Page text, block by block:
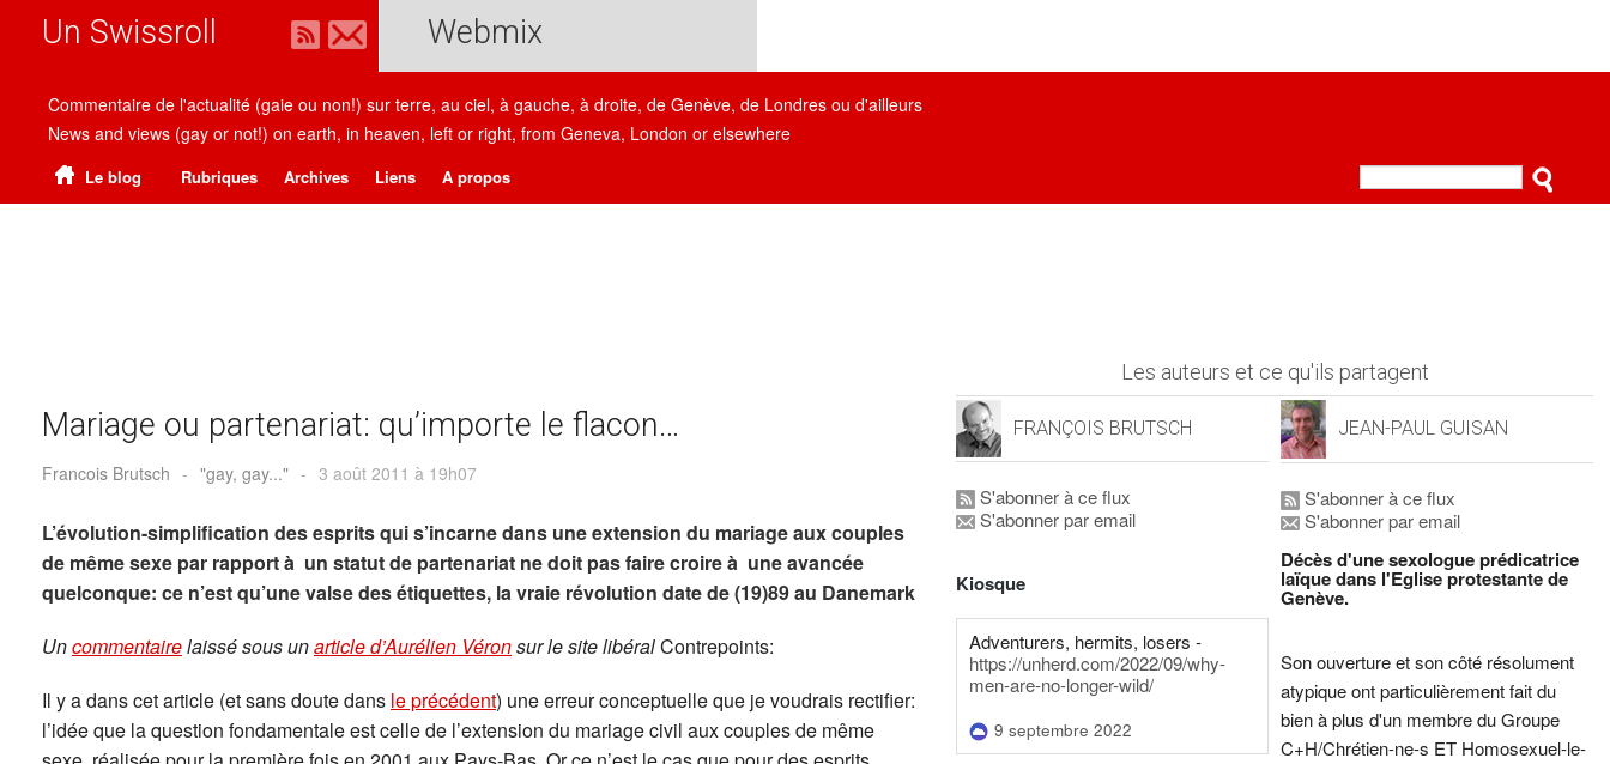
Un Swissroll Webmix
Commentaire de l'actualité (gaie ou non!) sur terre, au ciel, à gauche, à droite, de Genève, de Londres ou d'ailleurs
News and views (gay or not!) on earth, in heaven, left or right, from Geneva, London or elsewhere
Le blog Rubriques Archives Liens A propos
Mariage ou partenariat: qu’importe le flacon…
Francois Brutsch - "gay, gay..." - 3 août 2011 à 19h07
L’évolution-simplification des esprits qui s’incarne dans une extension du mariage aux couples
de même sexe par rapport à un statut de partenariat ne doit pas faire croire à une avancée
quelconque: ce n’est qu’une valse des étiquettes, la vraie révolution date de (19)89 au Danemark
Uncommentairelaissé sous unarticle d’Aurélien Véronsur le site libéralContrepoints:
Il y a dans cet article (et sans doute dans le précédent) une erreur conceptuelle que je voudrais rectifier:
l’idée que la question fondamentale est celle de l’extension du mariage civil aux couples de même
Les auteurs et ce qu'ils partagent
FRANÇOIS BRUTSCH
S'abonner à ce flux
S'abonner par email
Kiosque
Adventurers, hermits, losers -
https://unherd.com/2022/09/why-
men-are-no-longer-wild/
9 septembre 2022
JEAN-PAUL GUISAN
S'abonner à ce flux
S'abonner par email
Décès d'une sexologue prédicatrice
laïque dans l'Eglise protestante de
Genève.
Son ouverture et son côté résolument
atypique ont particulièrement fait du
bien à plus d'un membre du Groupe
C+H/Chrétien-ne-s ET Homosexuel-le-